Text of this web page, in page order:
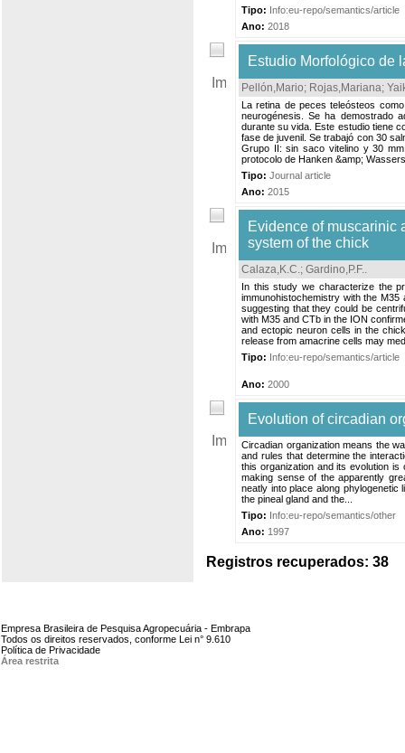
Tipo: Info:eu-repo/semantics/article
Ano: 2018
Estudio Morfológico de
Pellón,Mario; Rojas,Mariana;
La retina de peces teleósteos
neurogénesis. Se ha demostrado
durante su vida. Este estudio tiene
fase de juvenil. Se trabajó con 30
Grupo II: sin saco vitelino y 30
protocolo de Hanken &amp;
Tipo: Journal article
Ano: 2015
Evidence of muscarinic
system of the chick
Calaza,K.C.; Gardino,P.F..
In this study we characterize the
immunohistochemistry with the
suggesting that they could be
with M35 and CTb in the ION
and ectopic neuron cells in the
release from amacrine cells may
Tipo: Info:eu-repo/semantics/article
Ano: 2000
Evolution of circadian
Circadian organization means the
and rules that determine the
this organization and its evolution
making sense of the apparently
neatly into place along
the pineal gland and the...
Tipo: Info:eu-repo/semantics/other
Ano: 1997
Registros recuperados: 38
Empresa Brasileira de Pesquisa Agropecuária - Embrapa
Todos os direitos reservados, conforme Lei n° 9.610
Política de Privacidade
Área restrita